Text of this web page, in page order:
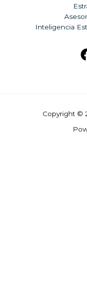
Inteligencia
Copyright ©